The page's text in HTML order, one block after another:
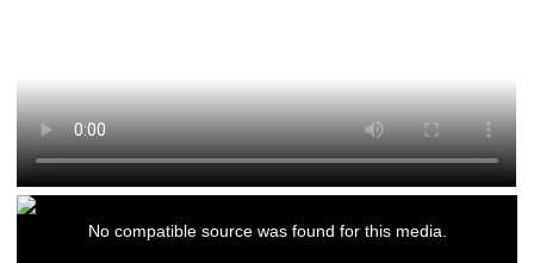
This
No compatible source was found for this media.